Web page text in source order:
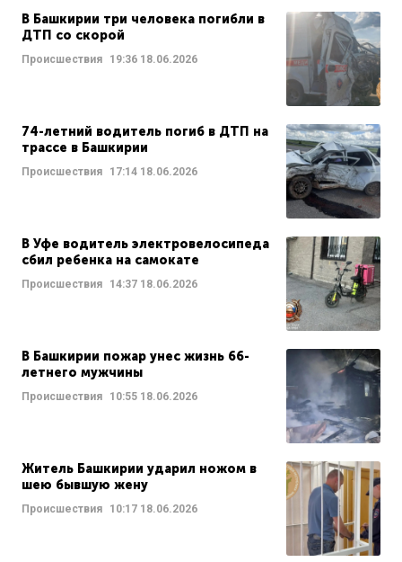
В Башкирии три человека погибли в
ДТП со скорой
Происшествия 19:36 18.06.2026
74-летний водитель погиб в ДТП на
трассе в Башкирии
Происшествия 17:14 18.06.2026
В Уфе водитель электровелосипеда
сбил ребенка на самокате
Происшествия 14:37 18.06.2026
В Башкирии пожар унес жизнь 66-
летнего мужчины
Происшествия 10:55 18.06.2026
Житель Башкирии ударил ножом в
шею бывшую жену
Происшествия 10:17 18.06.2026